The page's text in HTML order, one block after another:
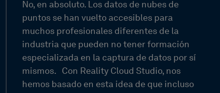
No, en absoluto. Los datos de nubes de
puntos se han vuelto accesibles para
muchos profesionales diferentes de la
industria que pueden no tener formación
especializada en la captura de datos por sí
mismos.
Con Reality Cloud Studio, nos
hemos basado en esta idea de que incluso